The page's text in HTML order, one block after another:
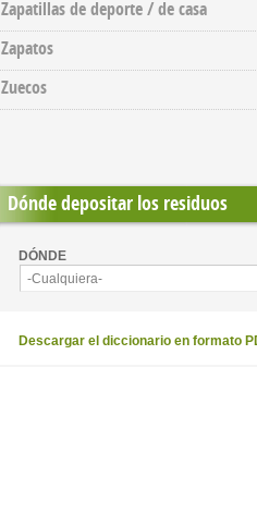
Zapatillas de deporte / de casa
Zapatos
Zuecos
Dónde depositar los residuos
DÓNDE
-Cualquiera-
Descargar el diccionario en formato